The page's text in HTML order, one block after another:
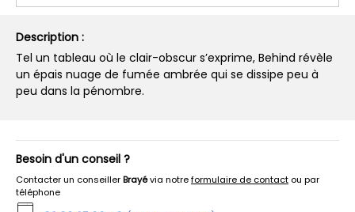
Description :
Tel un tableau où le clair-obscur s’exprime, Behind révèle
un épais nuage de fumée ambrée qui se dissipe peu à
peu dans la pénombre.
Besoin d'un conseil ?
Contacter un conseillerBrayévia notreformulaire de contact ou par
téléphone